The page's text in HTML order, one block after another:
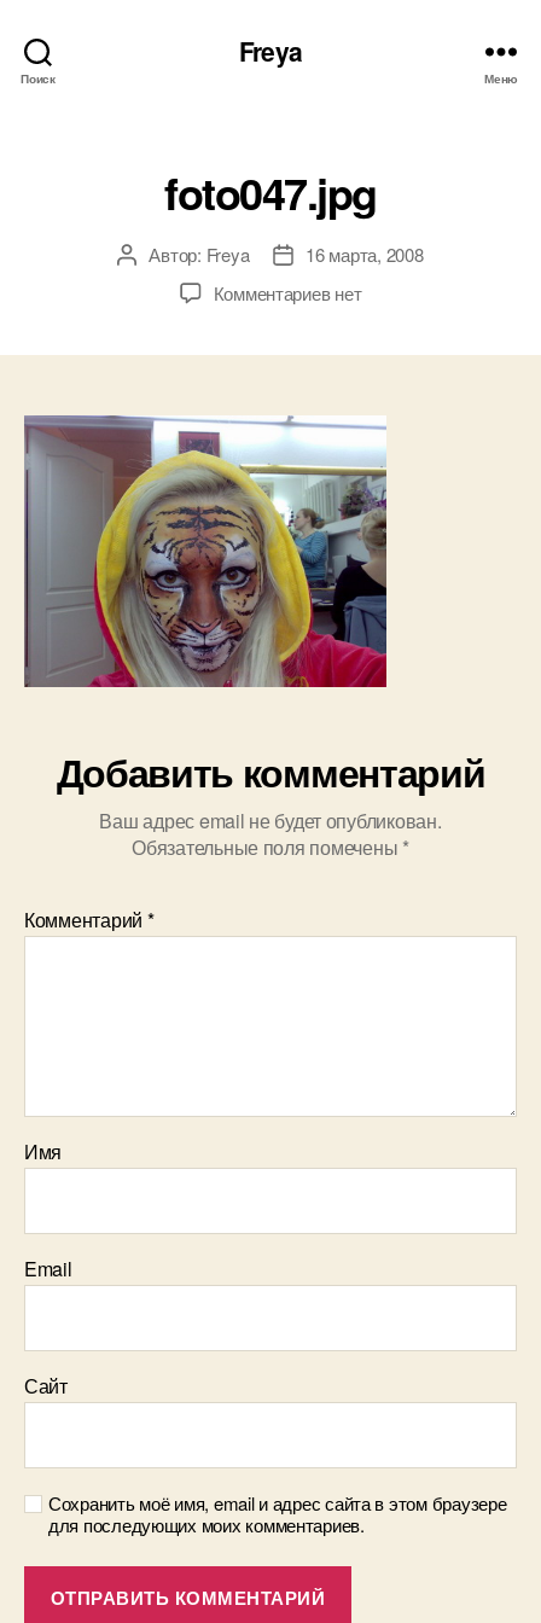
Поиск
Freya
Меню
foto047.jpg
Автор
записи
Автор: Freya
Дата16 марта, 2008
Комментариевк
нет
Добавить комментарий
Ваш адрес email не будет опубликован.
Обязательные поля помечены *
Комментарий *
Имя
Email
Сайт
Сохранить моё имя, email и адрес сайта в этом браузере
для последующих моих комментариев.